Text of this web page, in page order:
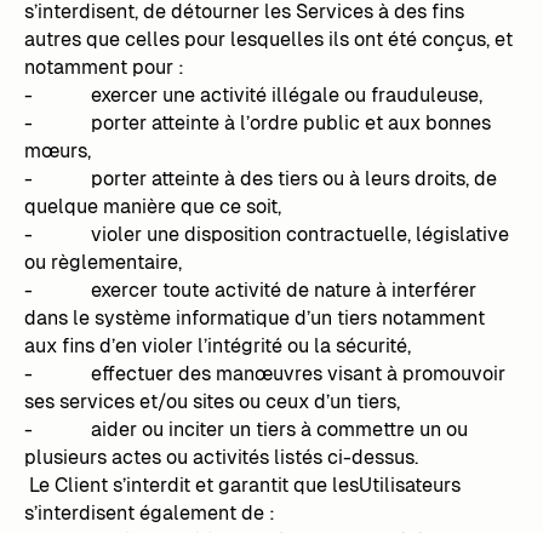
s’interdisent, de détourner les Services à des fins
autres que celles pour lesquelles ils ont été conçus, et
notamment pour :
- exercer une activité illégale ou frauduleuse,
- porter atteinte à l’ordre public et aux bonnes
mœurs,
- porter atteinte à des tiers ou à leurs droits, de
quelque manière que ce soit,
- violer une disposition contractuelle, législative
ou règlementaire,
- exercer toute activité de nature à interférer
dans le système informatique d’un tiers notamment
aux fins d’en violer l’intégrité ou la sécurité,
- effectuer des manœuvres visant à promouvoir
ses services et/ou sites ou ceux d’un tiers,
- aider ou inciter un tiers à commettre un ou
plusieurs actes ou activités listés ci-dessus.
Le Client s’interdit et garantit que lesUtilisateurs
s’interdisent également de :